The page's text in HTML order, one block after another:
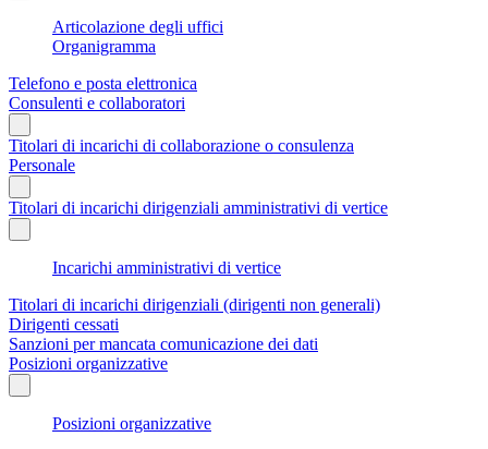
Articolazione degli uffici
Organigramma
Telefono e posta elettronica
Consulenti e collaboratori
Titolari di incarichi di collaborazione o consulenza
Personale
Titolari di incarichi dirigenziali amministrativi di vertice
Incarichi amministrativi di vertice
Titolari di incarichi dirigenziali (dirigenti non generali)
Dirigenti cessati
Sanzioni per mancata comunicazione dei dati
Posizioni organizzative
Posizioni organizzative